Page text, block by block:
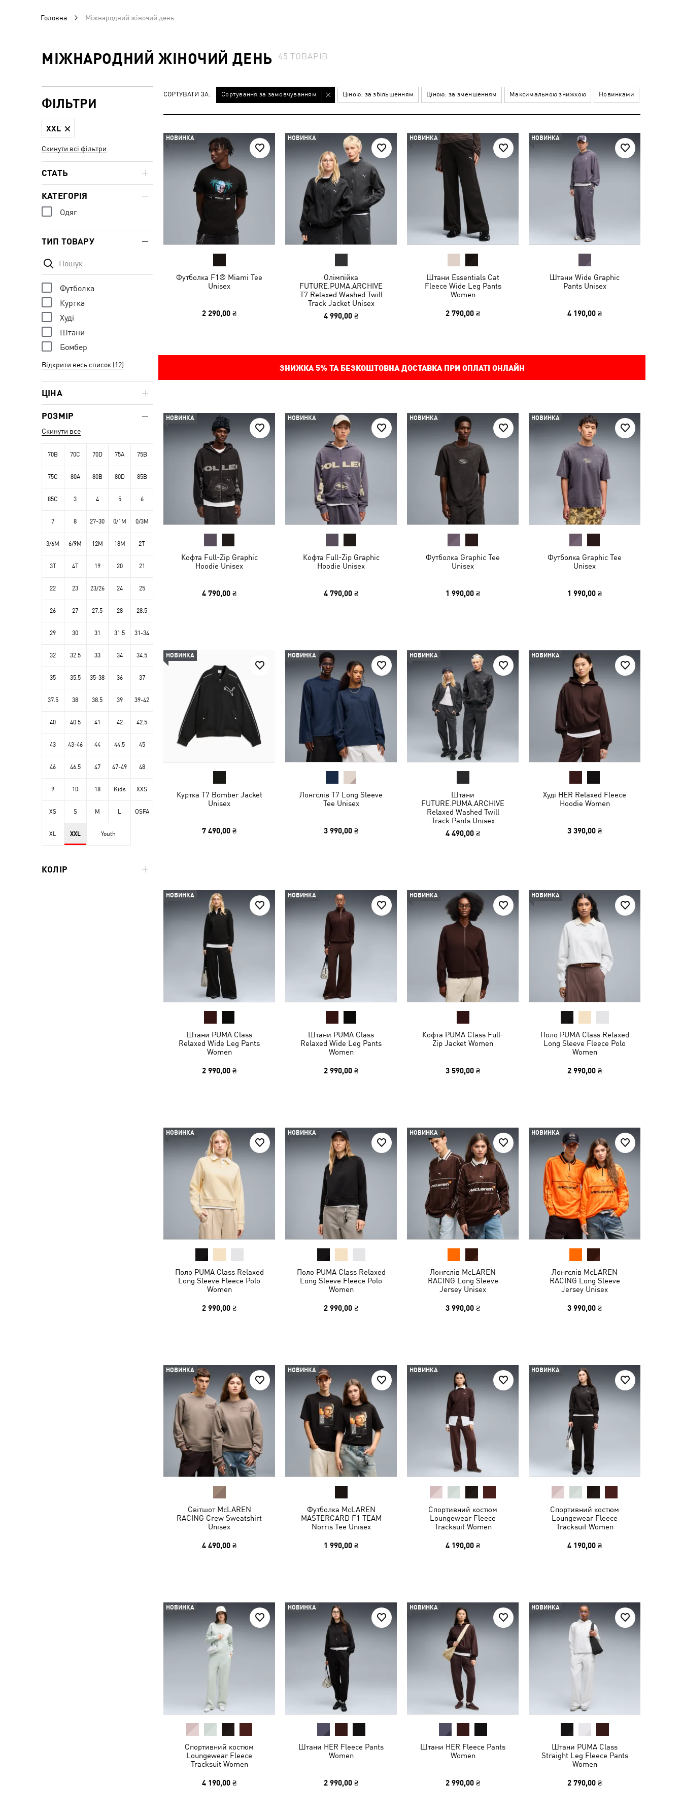
Головна Міжнародний жіночий день
МІЖНАРОДНИЙ ЖІНОЧИЙ ДЕНЬ 45ТОВАРІВ
СОРТУВАТИ ЗА: Сортування за замовчуванням Ціною: за збільшенням Ціною: за зменшенням Максимальною знижкою Новинками
НОВИНКА
Футболка F1® Miami Tee
Unisex
2 290,00 ₴
НОВИНКА
Олімпійка
FUTURE.PUMA.ARCHIVE
T7 Relaxed Washed Twill
Track Jacket Unisex
4 990,00 ₴
НОВИНКА
Штани Essentials Cat
Fleece Wide Leg Pants
Women
2 790,00 ₴
НОВИНКА
Штани Wide Graphic
Pants Unisex
4 190,00 ₴
ЗНИЖКА 5% ТА БЕЗКОШТОВНА ДОСТАВКА ПРИ ОПЛАТІ ОНЛАЙН
НОВИНКА
Кофта Full-Zip Graphic
Hoodie Unisex
4 790,00 ₴
НОВИНКА
Кофта Full-Zip Graphic
Hoodie Unisex
4 790,00 ₴
НОВИНКА
Футболка Graphic Tee
Unisex
1 990,00 ₴
НОВИНКА
Футболка Graphic Tee
Unisex
1 990,00 ₴
НОВИНКА
Куртка T7 Bomber Jacket
Unisex
7 490,00 ₴
НОВИНКА
Лонгслів T7 Long Sleeve
Tee Unisex
3 990,00 ₴
НОВИНКА
Штани
FUTURE.PUMA.ARCHIVE
Relaxed Washed Twill
Track Pants Unisex
4 490,00 ₴
НОВИНКА
Худі HER Relaxed Fleece
Hoodie Women
3 390,00 ₴
НОВИНКА
Штани PUMA Class
Relaxed Wide Leg Pants
Women
2 990,00 ₴
НОВИНКА
Штани PUMA Class
Relaxed Wide Leg Pants
Women
2 990,00 ₴
НОВИНКА
Кофта PUMA Class Full-
Zip Jacket Women
3 590,00 ₴
НОВИНКА
Поло PUMA Class Relaxed
Long Sleeve Fleece Polo
Women
2 990,00 ₴
НОВИНКА
Поло PUMA Class Relaxed
Long Sleeve Fleece Polo
Women
2 990,00 ₴
НОВИНКА
Поло PUMA Class Relaxed
Long Sleeve Fleece Polo
Women
2 990,00 ₴
НОВИНКА
Лонгслів McLAREN
RACING Long Sleeve
Jersey Unisex
3 990,00 ₴
НОВИНКА
Лонгслів McLAREN
RACING Long Sleeve
Jersey Unisex
3 990,00 ₴
НОВИНКА
Світшот McLAREN
RACING Crew Sweatshirt
Unisex
4 490,00 ₴
НОВИНКА
Футболка McLAREN
MASTERCARD F1 TEAM
Norris Tee Unisex
1 990,00 ₴
НОВИНКА
Спортивний костюм
Loungewear Fleece
Tracksuit Women
4 190,00 ₴
НОВИНКА
Спортивний костюм
Loungewear Fleece
Tracksuit Women
4 190,00 ₴
НОВИНКА
Спортивний костюм
Loungewear Fleece
Tracksuit Women
4 190,00 ₴
НОВИНКА
Штани HER Fleece Pants
Women
2 990,00 ₴
НОВИНКА
Штани HER Fleece Pants
Women
2 990,00 ₴
НОВИНКА
Штани PUMA Class
Straight Leg Fleece Pants
Women
2 790,00 ₴
ФІЛЬТРИ
XXL
Скинути всі фільтри
СТАТЬ
КАТЕГОРІЯ
Одяг
ТИП ТОВАРУ
Футболка
Куртка
Худі
Штани
Бомбер
Відкрити весь список (12)
ЦІНА
РОЗМІР
Скинути все
70B 70C 70D 75A 75B
75C 80A 80B 80D 85B
85C 3 4 5 6
7 8 27-30 0/1M 0/3M
3/6M 6/9M 12M 18M 2T
3T 4T 19 20 21
22 23 23/26 24 25
26 27 27.5 28 28.5
29 30 31 31.5 31-34
32 32.5 33 34 34.5
35 35.5 35-38 36 37
37.5 38 38.5 39 39-42
40 40.5 41 42 42.5
43 43-46 44 44.5 45
46 46.5 47 47-49 48
9 10 18 Kids XXS
XS S M L OSFA
XL XXL Youth
КОЛІР